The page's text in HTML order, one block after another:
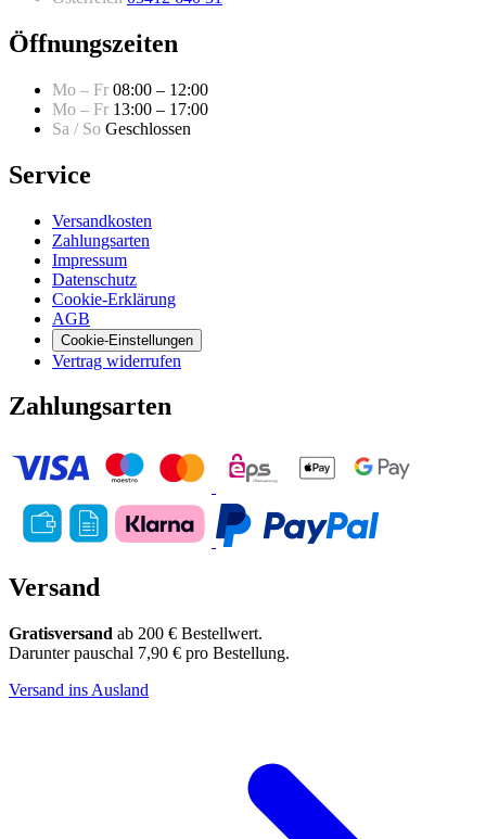
Öffnungszeiten
Mo – Fr 08:00 – 12:00
Mo – Fr 13:00 – 17:00
Sa / So Geschlossen
Service
Versandkosten
Zahlungsarten
Impressum
Datenschutz
Cookie-Erklärung
AGB
Cookie-Einstellungen
Vertrag widerrufen
Zahlungsarten
Versand
Gratisversand ab 200 € Bestellwert.
Darunter pauschal 7,90 € pro Bestellung.
Versand ins Ausland